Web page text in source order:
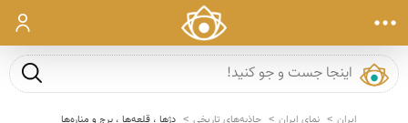
ورود
جست و
ایران نمای ایران جاذبه‌های تاریخی دژها ، قلعه‌ها ، برج و مناره‌ها